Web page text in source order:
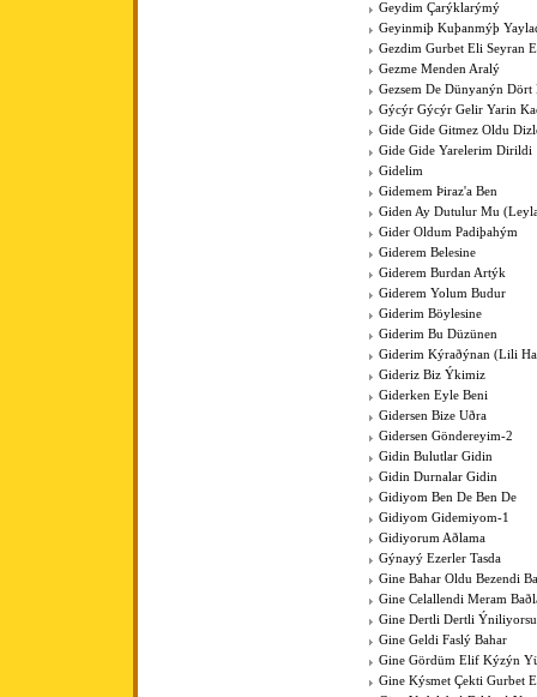
Geydim Çarýklarýmý
Geyinmiþ Kuþanmýþ
Gezdim Gurbet Eli Seyran
Gezme Menden Aralý
Gezsem De Dünyanýn Dört
Gýcýr Gýcýr Gelir Yarin
Gide Gide Gitmez Oldu
Gide Gide Yarelerim Dirildi
Gidelim
Gidemem Þiraz'a Ben
Giden Ay Dutulur Mu
Gider Oldum Padiþahým
Giderem Belesine
Giderem Burdan Artýk
Giderem Yolum Budur
Giderim Böylesine
Giderim Bu Düzünen
Giderim Kýraðýnan (Lili
Gideriz Biz Ýkimiz
Giderken Eyle Beni
Gidersen Bize Uðra
Gidersen Göndereyim-2
Gidin Bulutlar Gidin
Gidin Durnalar Gidin
Gidiyom Ben De Ben De
Gidiyom Gidemiyom-1
Gidiyorum Aðlama
Gýnayý Ezerler Tasda
Gine Bahar Oldu Bezendi
Gine Celallendi Meram
Gine Dertli Dertli
Gine Geldi Faslý Bahar
Gine Gördüm Elif Kýzýn
Gine Kýsmet Çekti Gurbet